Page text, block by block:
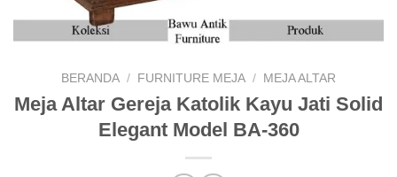
BERANDA / FURNITURE MEJA / MEJA ALTAR
Meja Altar Gereja Katolik Kayu Jati Solid
Elegant Model BA-360